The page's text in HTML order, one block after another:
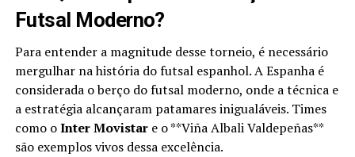
Futsal Moderno?
Para entender a magnitude desse torneio, é necessário
mergulhar na história do futsal espanhol. A Espanha é
considerada o berço do futsal moderno, onde a técnica e
a estratégia alcançaram patamares inigualáveis. Times
como oInter Movistare o **Viña Albali Valdepeñas**
são exemplos vivos dessa excelência.